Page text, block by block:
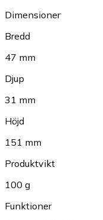
Dimensioner
Bredd
47 mm
Djup
31 mm
Höjd
151 mm
Produktvikt
100 g
Funktioner